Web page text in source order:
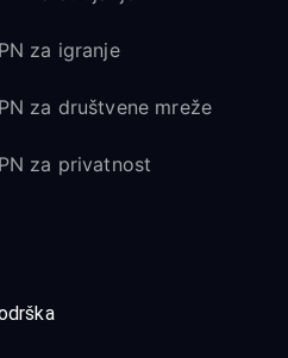
za igranje
za društvene mreže
za privatnost